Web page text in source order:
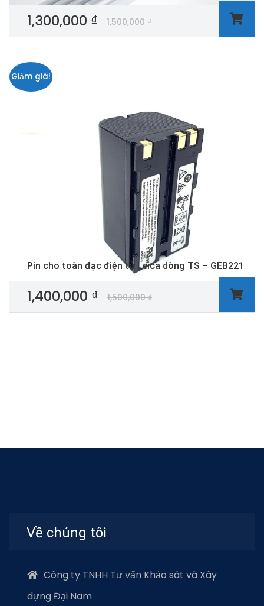
1,500,000₫
1,300,000 ₫
Giảm giá!
Pin cho toàn đạc điện tử Leica dòng TS – GEB221
1,500,000₫
1,400,000 ₫
Về chúng tôi
Công ty TNHH Tư vấn Khảo sát và Xây
dựng Đại Nam